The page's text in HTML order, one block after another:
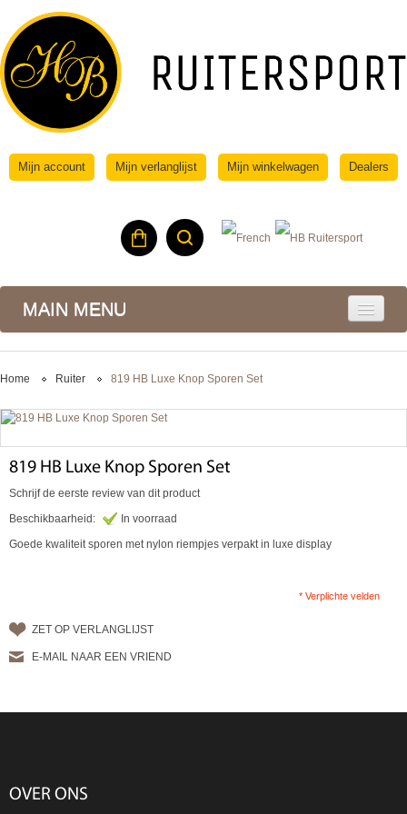
Mijn account Mijn verlanglijst Mijn winkelwagen Dealers
MAIN MENU
Home Ruiter 819 HB Luxe Knop Sporen Set
819 HB Luxe Knop Sporen Set
Schrijf de eerste review van dit product
Beschikbaarheid:
In voorraad
Goede kwaliteit sporen met nylon riempjes verpakt in luxe display
* Verplichte velden
ZET OP VERLANGLIJST
E-MAIL NAAR EEN VRIEND
OVER ONS